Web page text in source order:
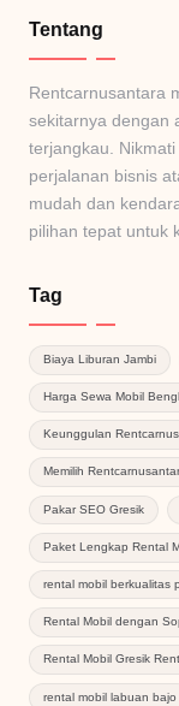
k
a
u
Tentang
Rentcarnusantara
sekitarnya dengan
terjangkau.
perjalanan bisnis
mudah dan
pilihan tepat untuk
Tag
Biaya Liburan Jambi
Harga Sewa Mobil
Keunggulan
Memilih
Pakar SEO Gresik
Paket Lengkap Rental
rental mobil berkualitas
Rental Mobil dengan
Rental Mobil Gresik
rental mobil labuan bajo